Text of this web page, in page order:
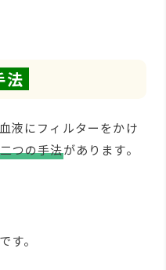
法
液にフィルターをかけ
つの手法があります。
す。